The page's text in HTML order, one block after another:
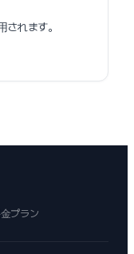
れます。
プラン